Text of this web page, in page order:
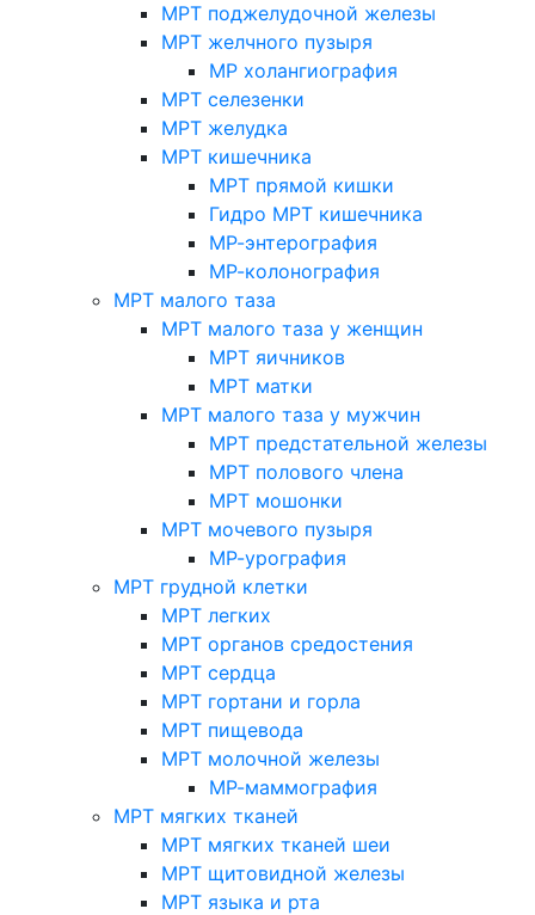
МРТ поджелудочной железы
МРТ желчного пузыря
МР холангиография
МРТ селезенки
МРТ желудка
МРТ кишечника
МРТ прямой кишки
Гидро МРТ кишечника
МР-энтерография
МР-колонография
МРТ малого таза
МРТ малого таза у женщин
МРТ яичников
МРТ матки
МРТ малого таза у мужчин
МРТ предстательной железы
МРТ полового члена
МРТ мошонки
МРТ мочевого пузыря
МР-урография
МРТ грудной клетки
МРТ легких
МРТ органов средостения
МРТ сердца
МРТ гортани и горла
МРТ пищевода
МРТ молочной железы
МР-маммография
МРТ мягких тканей
МРТ мягких тканей шеи
МРТ щитовидной железы
МРТ языка и рта